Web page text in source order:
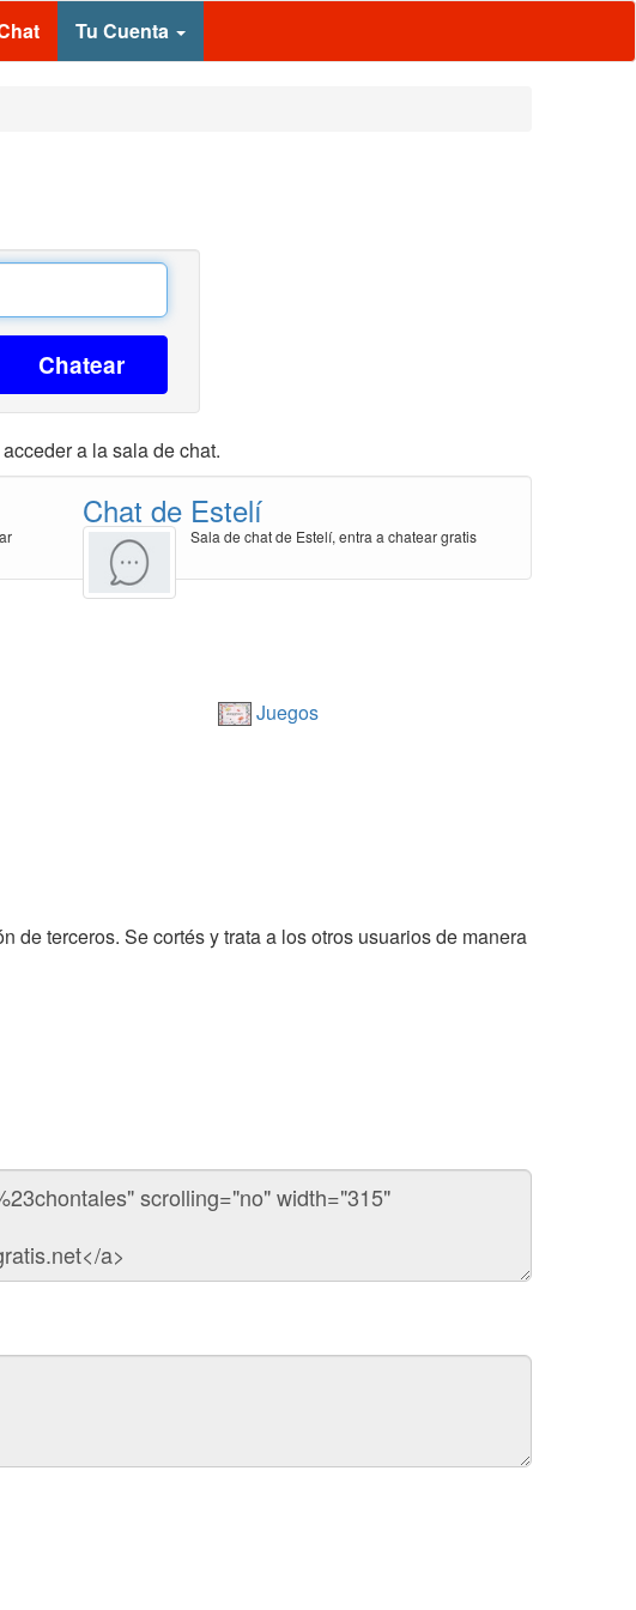
Tu Cuenta
Chatear
a la sala de chat.
Chat de Estelí
Sala de chat de Estelí, entra a chatear gratis
Juegos
de terceros. Se cortés y trata a los otros usuarios de manera